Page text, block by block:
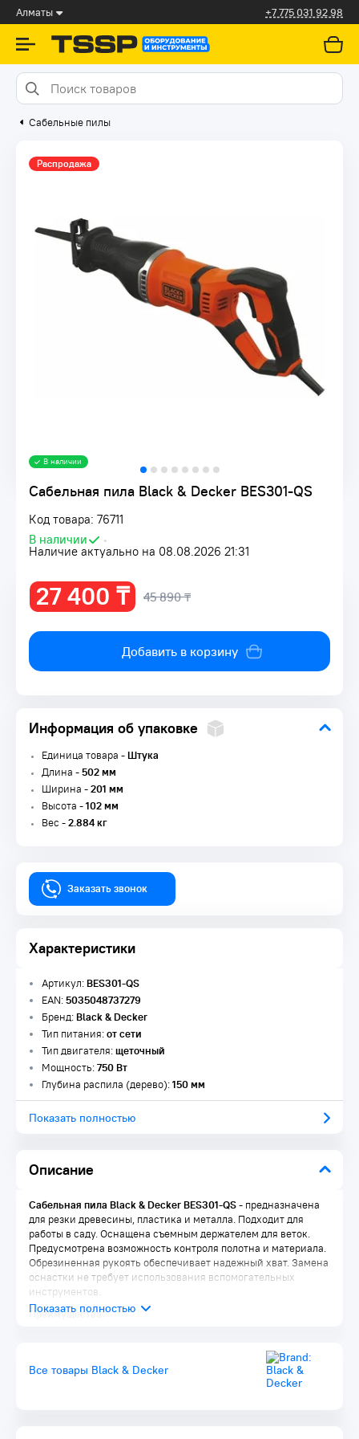
Алматы +7 775 031 92 98
Сабельные пилы
Сабельная пила Black & Decker BES301-QS
Код товара: 76711
В наличии
•
Наличие актуально на 08.08.2026 21:31
В наличии
Распродажа
27 400 ₸ 45 890 ₸
Добавить в корзину
Информация об упаковке
Единица товара -Штука
Длина -502 мм
Ширина -201 мм
Высота -102 мм
Вес -2.884 кг
Заказать звонок
Характеристики
Описание
Артикул:BES301-QS
EAN:5035048737279
Бренд:Black & Decker
Тип питания:от сети
Тип двигателя:щеточный
Мощность:750 Вт
Глубина распила (дерево):150 мм
Показать полностью
Сабельная пила Black & Decker BES301-QS- предназначена
для резки древесины, пластика и металла. Подходит для
работы в саду. Оснащена съемным держателем для веток.
Предусмотрена возможность контроля полотна и материала.
Обрезиненная рукоять обеспечивает надежный хват. Замена
оснастки не требует использования вспомогательных
инструментов.
Преимущества:
Быстрая замена полотен для различных задач
Работа по дереву, металлу и пластику
Держатель для веток для удобства ухода за деревьями в
Все товары Black & Decker